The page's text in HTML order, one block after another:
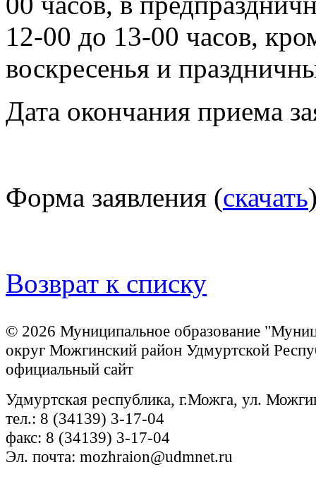
12-00 до 13-00 часов,
воскресенья и
Дата окончания приема
Форма заявления (скачать
Возврат к списку
© 2026 Муниципальное образование
округ Можгинский район Удмуртской
официальный сайт
Удмуртская республика, г.Можга, ул.
тел.: 8 (34139) 3-17-04
факс: 8 (34139) 3-17-04
Эл. почта: mozhraion@udmnet.ru